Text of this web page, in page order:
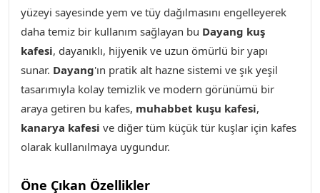
yüzeyi sayesinde yem ve tüy dağılmasını engelleyerek
daha temiz bir kullanım sağlayan bu Dayang kuş
kafesi, dayanıklı, hijyenik ve uzun ömürlü bir yapı
sunar. Dayang'ın pratik alt hazne sistemi ve şık yeşil
tasarımıyla kolay temizlik ve modern görünümü bir
araya getiren bu kafes, muhabbet kuşu kafesi,
kanarya kafesi ve diğer tüm küçük tür kuşlar için kafes
olarak kullanılmaya uygundur.
Öne Çıkan Özellikler